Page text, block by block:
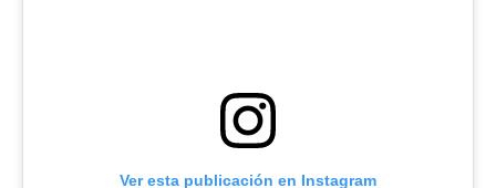
Ver esta publicación en Instagram